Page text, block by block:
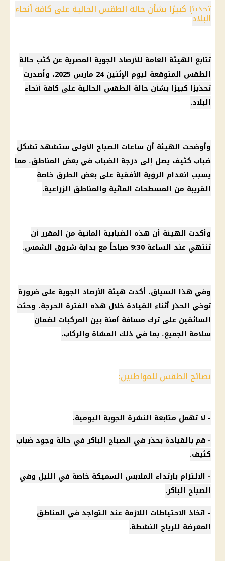
تحذيرًا كبيرًا بشأن حالة الطقس الحالية على كافة أنحاء
البلاد
تتابع الهيئة العامة للأرصاد الجوية المصرية عن كثب حالة
الطقس المتوقعة ليوم الإثنين 24 مارس 2025
، وأصدرت
تحذيرًا كبيرًا بشأن حالة الطقس الحالية على كافة أنحاء
البلاد.
وأوضحت الهيئة أن ساعات الصباح الأولى ستشهد تشكل
ضباب كثيف يصل إلى درجة الضباب في بعض المناطق، مما
يسبب انعدام الرؤية الأفقية على بعض الطرق خاصة
القريبة من المسطحات المائية والمناطق الزراعية.
وأكدت الهيئة أن هذه الضبابية المائية من المقرر أن
تنتهي عند الساعة 9:30 صباحاً مع بداية شروق الشمس.
وفي هذا السياق، أكدت هيئة الأرصاد الجوية على ضرورة
توخي الحذر أثناء القيادة خلال هذه الفترة الحرجة، وحثت
السائقين على ترك مسافة آمنة بين المركبات لضمان
سلامة الجميع، بما في ذلك المشاة والركاب.
نصائح الطقس للمواطنين:
- لا تهمل متابعة النشرة الجوية اليومية.
- قم بالقيادة بحذر في الصباح الباكر في حالة وجود ضباب
كثيف.
- الالتزام بارتداء الملابس السميكة خاصة في الليل وفي
الصباح الباكر.
- اتخاذ الاحتياطات اللازمة عند التواجد في المناطق
المعرضة للرياح النشطة.